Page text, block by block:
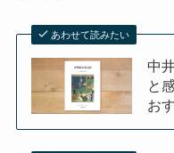
イタリア・バチカン
スペイン編
あわせて読みたい
中
と
お